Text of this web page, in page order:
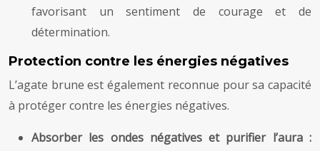
favorisant un sentiment de courage et de
détermination.
Protection contre les énergies négatives
L’agate brune est également reconnue pour sa capacité
à protéger contre les énergies négatives.
Absorber les ondes négatives et purifier l’aura :